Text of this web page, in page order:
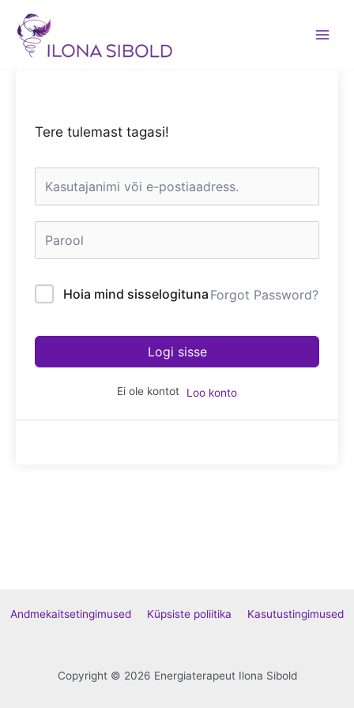
content
Tere tulemast tagasi!
Hoia mind sisselogituna Forgot Password?
Logi sisse
Ei ole kontot Loo konto
Andmekaitsetingimused Küpsiste poliitika Kasutustingimused
Copyright © 2026 Energiaterapeut Ilona Sibold